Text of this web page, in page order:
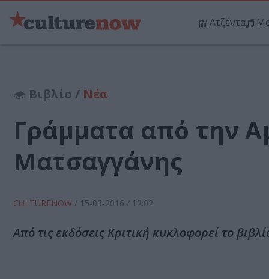
Ατζέντα
Βιβλίο / Νέα
Γράμματα από την
Ματσαγγάνης
CULTURENOW / 15-03-2016 / 12:02
Από τις εκδόσεις Κριτική κυκλοφορεί το